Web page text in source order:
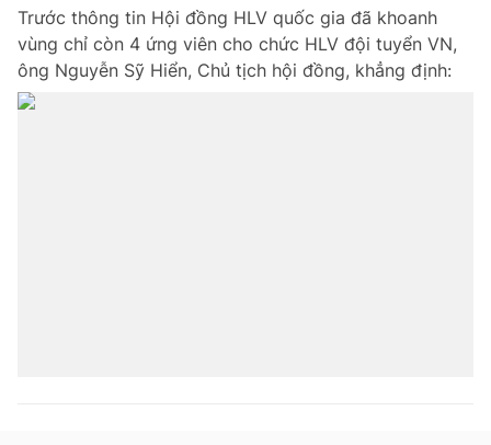
Đọc Thanh Niên trên điện thoại
Trước thông tin Hội đồng HLV quốc gia đã khoanh
vùng chỉ còn 4 ứng viên cho chức HLV đội tuyển VN,
ông Nguyễn Sỹ Hiển, Chủ tịch hội đồng, khẳng định: